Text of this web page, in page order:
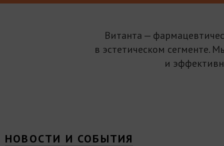
Витанта —
в эстетическом сегменте.
и
НОВОСТИ И СОБЫТИЯ